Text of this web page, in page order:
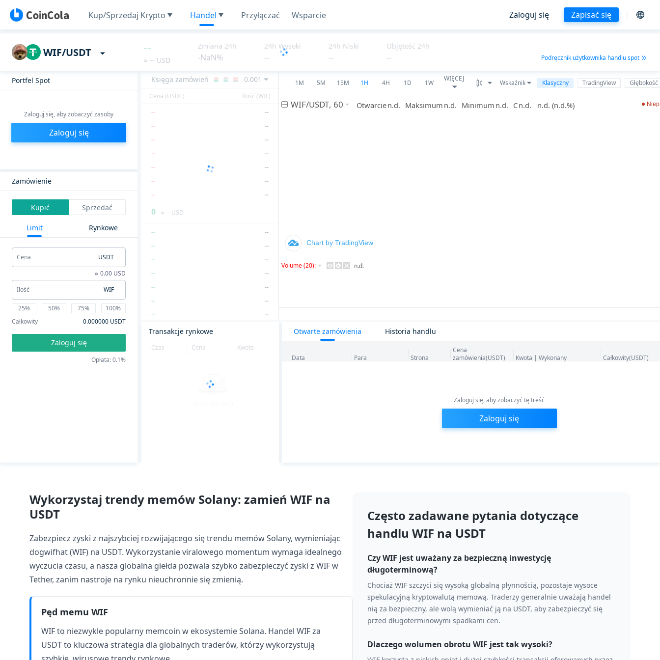
Kup/Sprzedaj Krypto Handel Przyłączać Wsparcie Zaloguj się Zapisać się
WIF/USDT --
≈ -- USD
Zmiana 24h
-NaN%
24h Wysoki
--
24h Niski
--
Objętość 24h
-- Podręcznik użytkownika handlu spot
Portfel Spot
Dostępny
USDT
Zaloguj się, aby zobaczyć zasoby
Zaloguj się
Zamówienie
Kupić Sprzedać
Limit Rynkowe
Cena
USDT
≈ 0.00 USD
Ilość
WIF
25% 50% 75%
100%
Całkowity
0.000000 USDT
Zaloguj się
Opłata: 0.1%
Księga zamówień 0.001
Cena (USDT) Ilość (WIF)
--
--
--
--
--
--
--
--
--
--
--
--
--
--
--
--
--
--
--
--
--
0 ≈ -- USD
--
--
--
--
--
--
--
--
--
--
--
--
--
--
--
--
--
1M 5M 15M 1H 4H 1D 1W
WIĘCEJ
Wskaźnik Klasyczny TradingView Głębokość
Transakcje rynkowe
Czas Cena Kwota
Otwarte zamówienia Historia handlu
Data Para Strona
Cena
zamówienia(USDT)
Kwota | Wykonany Całkowity(USDT)
Brak danych
Zaloguj się, aby zobaczyć tę treść
Zaloguj się
Wykorzystaj trendy memów Solany: zamień WIF na
USDT
Zabezpiecz zyski z najszybciej rozwijającego się trendu memów Solany, wymieniając
dogwifhat (WIF) na USDT. Wykorzystanie viralowego momentum wymaga idealnego
wyczucia czasu, a nasza globalna giełda pozwala szybko zabezpieczyć zyski z WIF w
Tether, zanim nastroje na rynku nieuchronnie się zmienią.
Pęd memu WIF
WIF to niezwykle popularny memcoin w ekosystemie Solana. Handel WIF za
USDT to kluczowa strategia dla globalnych traderów, którzy wykorzystują
Często zadawane pytania dotyczące
handlu WIF na USDT
Czy WIF jest uważany za bezpieczną inwestycję
długoterminową?
Chociaż WIF szczyci się wysoką globalną płynnością, pozostaje wysoce
spekulacyjną kryptowalutą memową. Traderzy generalnie uważają handel
nią za bezpieczny, ale wolą wymieniać ją na USDT, aby zabezpieczyć się
przed długoterminowymi spadkami cen.
Dlaczego wolumen obrotu WIF jest tak wysoki?